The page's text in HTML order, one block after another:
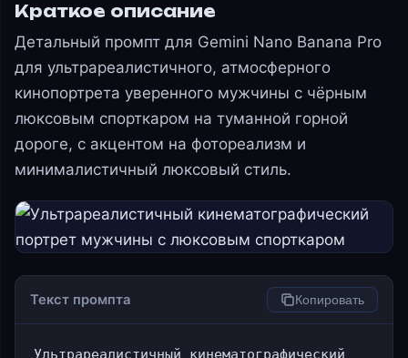
Краткое описание
Детальный промпт для Gemini Nano Banana Pro
для ультрареалистичного, атмосферного
кинопортрета уверенного мужчины с чёрным
люксовым спорткаром на туманной горной
дороге, с акцентом на фотореализм и
минималистичный люксовый стиль.
Текст промпта Копировать
Ультрареалистичный кинематографический